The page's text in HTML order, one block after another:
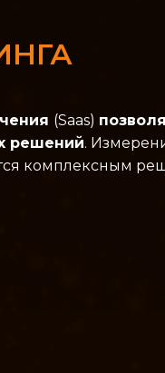
(Saas)
решений.
комплексным